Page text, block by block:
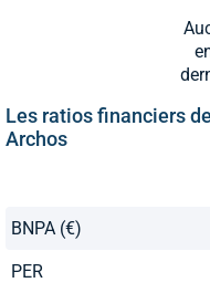
Les ratios financiers de
Archos
BNPA (€)
PER